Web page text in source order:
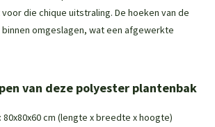
die chique uitstraling. De hoeken van de
binnen omgeslagen, wat een afgewerkte
van deze polyester plantenbak
80x80x60 cm (lengte x breedte x hoogte)